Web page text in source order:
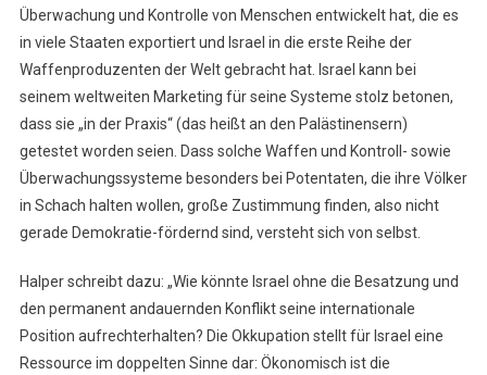
Überwachung und Kontrolle von Menschen entwickelt hat, die es
in viele Staaten exportiert und Israel in die erste Reihe der
Waffenproduzenten der Welt gebracht hat. Israel kann bei
seinem weltweiten Marketing für seine Systeme stolz betonen,
dass sie „in der Praxis“ (das heißt an den Palästinensern)
getestet worden seien. Dass solche Waffen und Kontroll- sowie
Überwachungssysteme besonders bei Potentaten, die ihre Völker
in Schach halten wollen, große Zustimmung finden, also nicht
gerade Demokratie-fördernd sind, versteht sich von selbst.
Halper schreibt dazu: „Wie könnte Israel ohne die Besatzung und
den permanent andauernden Konflikt seine internationale
Position aufrechterhalten? Die Okkupation stellt für Israel eine
Ressource im doppelten Sinne dar: Ökonomisch ist die